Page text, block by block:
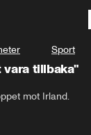
Sport
tillbaka"
mot Irland.